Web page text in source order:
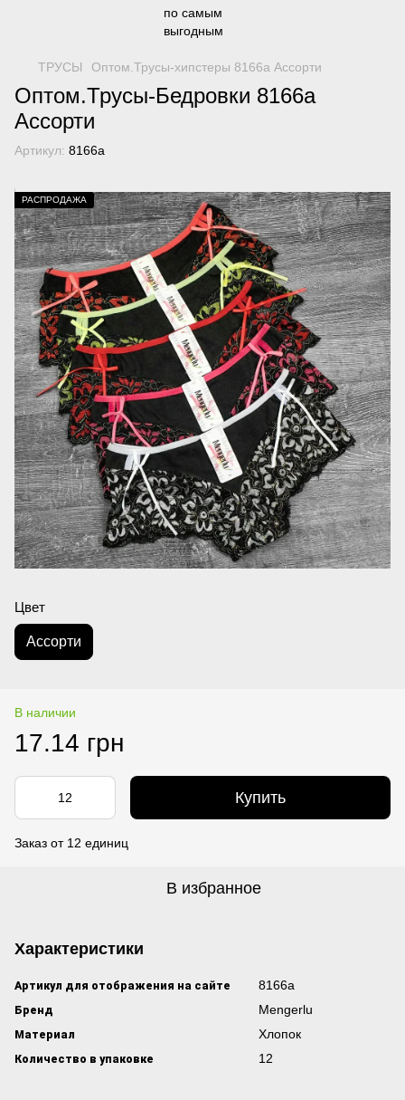
ТРУСЫ Оптом.Трусы-хипстеры 8166а Ассорти
Оптом.Трусы-Бедровки 8166а
Ассорти
Артикул: 8166а
РАСПРОДАЖА
Цвет
Асcорти
В наличии
17.14 грн
Купить
Заказ от 12 единиц
В избранное
Характеристики
Артикул для отображения на сайте 8166а
Бренд Mengerlu
Материал Хлопок
Количество в упаковке 12